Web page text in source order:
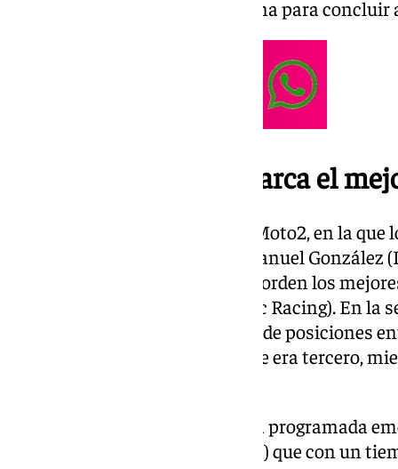
comienzo a las diez de la mañana para concluir
El piloto brasileño marca el
Abría la prueba la categoría de Moto2, en la
(Fantic Racing) con 1.41.318 y Manuel
con 1.41.454 marcaban por este orden los
piloto belga Barry Baltus (Fantic Racing). En la
protagonistas con intercambio de posiciones
segundo, y Manuel González que era tercero,
Sin embargo, en la última tanda programada
Moreira (Italtrans Racing Team) que con un